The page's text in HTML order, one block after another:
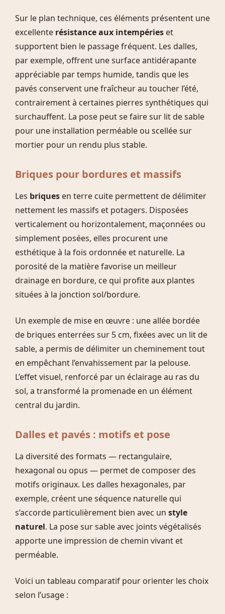
Sur le plan technique, ces éléments présentent une
excellente résistance aux intempéries et
supportent bien le passage fréquent. Les dalles,
par exemple, offrent une surface antidérapante
appréciable par temps humide, tandis que les
pavés conservent une fraîcheur au toucher l’été,
contrairement à certaines pierres synthétiques qui
surchauffent. La pose peut se faire sur lit de sable
pour une installation perméable ou scellée sur
mortier pour un rendu plus stable.
Briques pour bordures et massifs
Les briques en terre cuite permettent de délimiter
nettement les massifs et potagers. Disposées
verticalement ou horizontalement, maçonnées ou
simplement posées, elles procurent une
esthétique à la fois ordonnée et naturelle. La
porosité de la matière favorise un meilleur
drainage en bordure, ce qui profite aux plantes
situées à la jonction sol/bordure.
Un exemple de mise en œuvre : une allée bordée
de briques enterrées sur 5 cm, fixées avec un lit de
sable, a permis de délimiter un cheminement tout
en empêchant l’envahissement par la pelouse.
L’effet visuel, renforcé par un éclairage au ras du
sol, a transformé la promenade en un élément
central du jardin.
Dalles et pavés : motifs et pose
La diversité des formats — rectangulaire,
hexagonal ou opus — permet de composer des
motifs originaux. Les dalles hexagonales, par
exemple, créent une séquence naturelle qui
s’accorde particulièrement bien avec un style
naturel. La pose sur sable avec joints végétalisés
apporte une impression de chemin vivant et
perméable.
Voici un tableau comparatif pour orienter les choix
selon l’usage :